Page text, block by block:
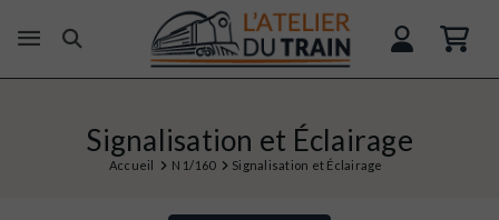
Signalisation et Éclairage
Accueil N 1/160 Signalisation et Éclairage